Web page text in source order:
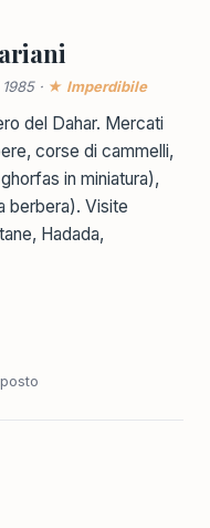
· ★ Imperdibile
del Dahar. Mercati
corse di cammelli,
in miniatura),
berbera). Visite
Hadada,